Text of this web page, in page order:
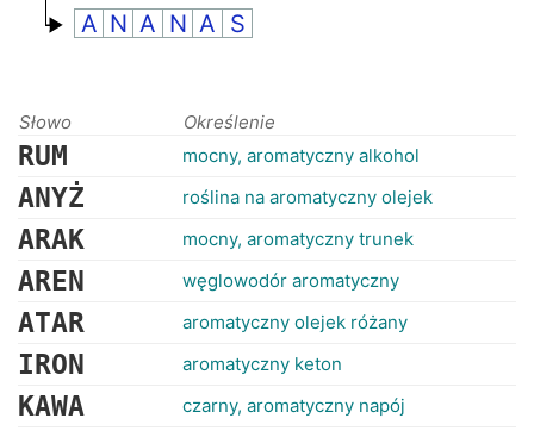
RANKINGI
A N A N A S
Słowo Określenie
RUM mocny, aromatyczny alkohol
ANYŻ roślina na aromatyczny olejek
ARAK mocny, aromatyczny trunek
AREN węglowodór aromatyczny
ATAR aromatyczny olejek różany
IRON aromatyczny keton
KAWA czarny, aromatyczny napój